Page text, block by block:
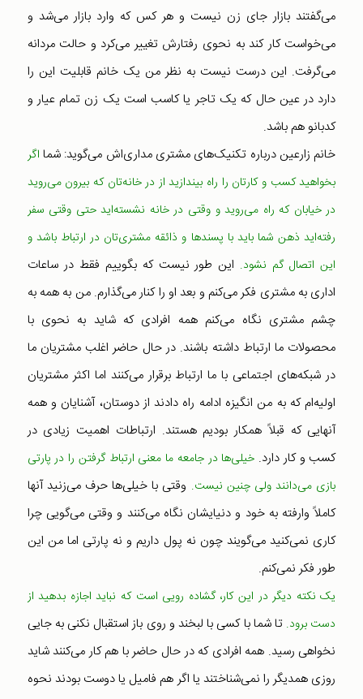
می‌گفتند بازار جای زن نیست و هر کس که وارد بازار می‌شد و
می‌خواست کار کند به نحوی رفتارش تغییر می‌کرد و حالت مردانه
می‌گرفت. این درست نیست به نظر من یک خانم قابلیت این را
دارد در عین حال که یک تاجر یا کاسب است یک زن تمام عیار و
کدبانو هم باشد.
خانم زارعین درباره تکنیک‌های مشتری مداری‌اش می‌گوید: شما اگر
بخواهید کسب و کارتان را راه بیندازید از در خانه‌تان که بیرون می‌روید
در خیابان که راه می‌روید و وقتی در خانه نشسته‌اید حتی وقتی سفر
رفته‌اید ذهن شما باید با پسندها و ذائقه مشتری‌تان در ارتباط باشد و
این اتصال گم نشود. این طور نیست که بگوییم فقط در ساعات
اداری به مشتری فکر می‌کنم و بعد او را کنار می‌گذارم. من به همه به
چشم مشتری نگاه می‌کنم همه افرادی که شاید به نحوی با
محصولات ما ارتباط داشته باشند. در حال حاضر اغلب مشتریان ما
در شبکه‌های اجتماعی با ما ارتباط برقرار می‌کنند اما اکثر مشتریان
اولیه‌ام که به من انگیزه ادامه راه دادند از دوستان، آشنایان و همه
آنهایی که قبلاً همکار بودیم هستند. ارتباطات اهمیت زیادی در
کسب و کار دارد. خیلی‌ها در جامعه ما معنی ارتباط گرفتن را در پارتی
بازی می‌دانند ولی چنین نیست. وقتی با خیلی‌ها حرف می‌زنید آنها
کاملاً وارفته به خود و دنیایشان نگاه می‌کنند و وقتی می‌گویی چرا
کاری نمی‌کنید می‌گویند چون نه پول داریم و نه پارتی اما من این
طور فکر نمی‌کنم.
یک نکته دیگر در این کار، گشاده رویی است که نباید اجازه بدهید از
دست برود. تا شما با کسی با لبخند و روی باز استقبال نکنی به جایی
نخواهی رسید. همه افرادی که در حال حاضر با هم کار می‌کنند شاید
روزی همدیگر را نمی‌شناختند یا اگر هم فامیل یا دوست بودند نحوه